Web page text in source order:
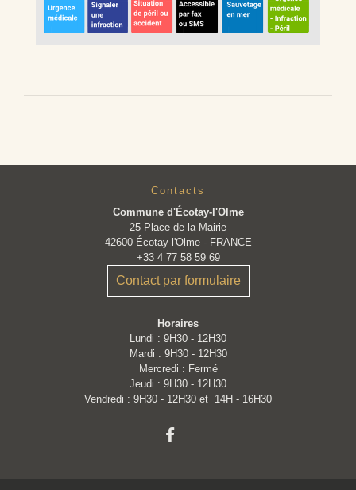
Contacts
Commune d'Écotay-l'Olme
25 Place de la Mairie
42600 Écotay-l'Olme - FRANCE
+33 4 77 58 59 69
Contact par formulaire
Horaires
Lundi : 9H30 - 12H30
Mardi : 9H30 - 12H30
Mercredi : Fermé
Jeudi : 9H30 - 12H30
Vendredi : 9H30 - 12H30 et 14H - 16H30